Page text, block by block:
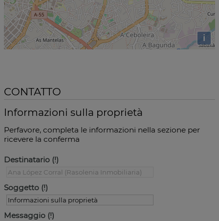
i
CONTATTO
Informazioni sulla proprietà
Perfavore, completa le informazioni nella sezione per
ricevere la conferma
Destinatario
Soggetto
Messaggio